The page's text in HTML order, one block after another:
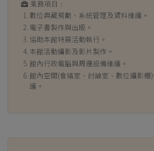
業務項目 :
數位典藏規劃、系統管理及資料維護。
電子書製作與出版。
協助本館特展活動執行。
本館活動攝影及影片製作。
館內行政電腦與周邊設備維護。
館內空間(會議室、討論室、數位攝影棚
護。